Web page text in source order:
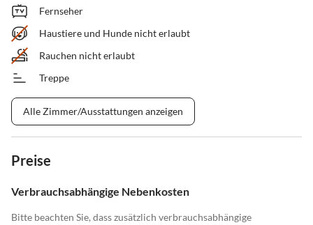
Fernseher
Haustiere und Hunde nicht erlaubt
Rauchen nicht erlaubt
Treppe
Alle Zimmer/Ausstattungen anzeigen
Preise
Verbrauchsabhängige Nebenkosten
Bitte beachten Sie, dass zusätzlich verbrauchsabhängige